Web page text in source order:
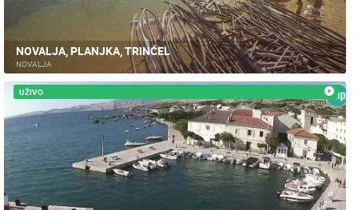
NOVALJA, PLANJKA, TRINĆEL
NOVALJA
UŽIVO